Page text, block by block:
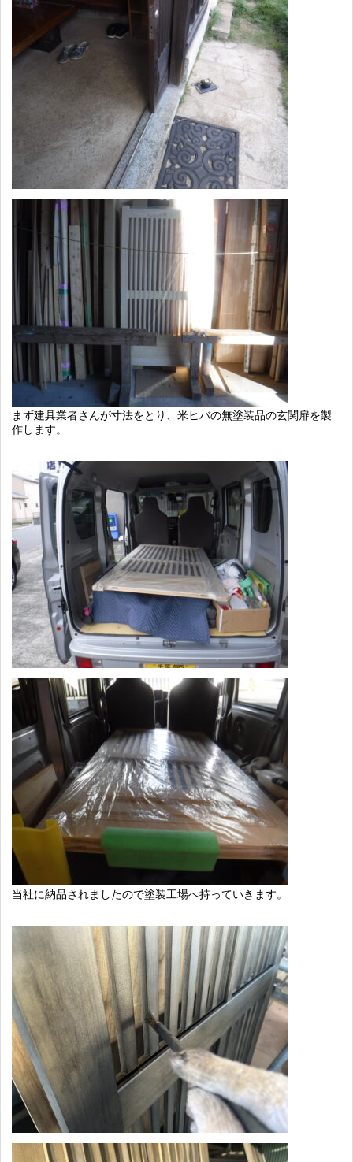
まず建具業者さんが寸法をとり、米ヒバの無塗装品の玄関扉を製
作します。
当社に納品されましたので塗装工場へ持っていきます。